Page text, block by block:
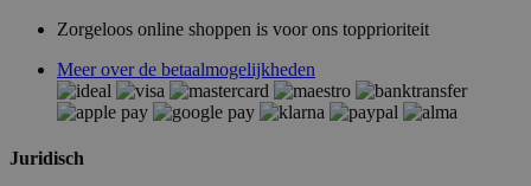
Zorgeloos online shoppen is voor ons topprioriteit
Meer over de betaalmogelijkheden
Juridisch